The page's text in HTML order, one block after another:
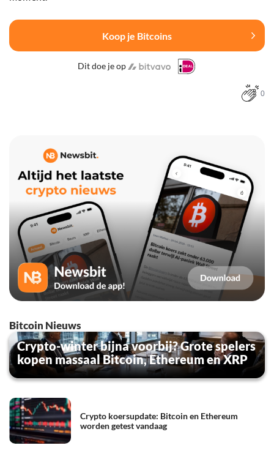
Koop je Bitcoins
Dit doe je op
0
Bitcoin Nieuws
Crypto-winter bijna voorbij? Grote spelers
kopen massaal Bitcoin, Ethereum en XRP
Crypto koersupdate: Bitcoin en Ethereum
worden getest vandaag